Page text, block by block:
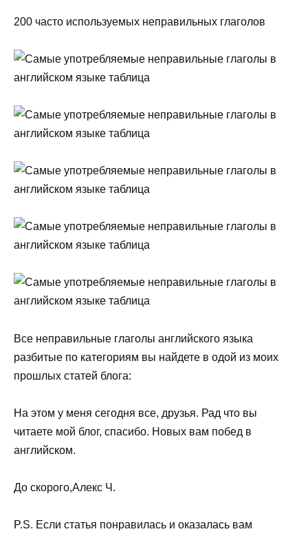
200 часто используемых неправильных глаголов
Все неправильные глаголы английского языка
разбитые по категориям вы найдете в одой из моих
прошлых статей блога:
На этом у меня сегодня все, друзья. Рад что вы
читаете мой блог, спасибо. Новых вам побед в
английском.
До скорого,​Алекс Ч.
P.S. Если статья понравилась и оказалась вам